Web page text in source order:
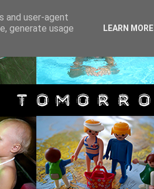
and user-agent
generate usage
LEARN MORE